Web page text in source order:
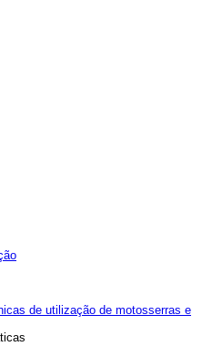
de utilização de motosserras e